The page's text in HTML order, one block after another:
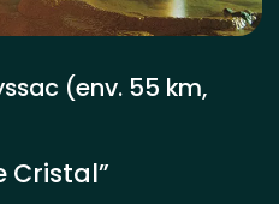
(env. 55 km,
Cristal”